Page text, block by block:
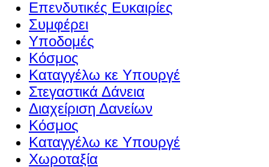
Επενδυτικές Ευκαιρίες
Συμφέρει
Υποδομές
Κόσμος
Καταγγέλω κε Υπουργέ
Στεγαστικά Δάνεια
Διαχείριση Δανείων
Κόσμος
Καταγγέλω κε Υπουργέ
Χωροταξία